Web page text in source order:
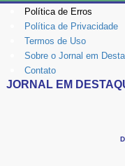
Política de Erros
Política de Privacidade
Termos de Uso
Sobre o Jornal em
Contato
JORNAL EM